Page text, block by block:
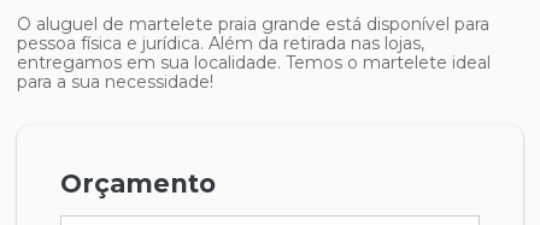
O aluguel de martelete praia grande está disponível para
pessoa física e jurídica. Além da retirada nas lojas,
entregamos em sua localidade. Temos o martelete ideal
para a sua necessidade!
Orçamento